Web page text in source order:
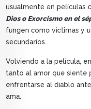
usualmente en películas
Dios o Exorcismo en el
fungen como víctimas y
secundarios.
Volviendo a la película, en
tanto al amor que siente
enfrentarse al diablo
ama.